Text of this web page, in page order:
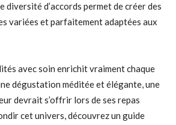
diversité d’accords permet de créer des
variées et parfaitement adaptées aux
avec soin enrichit vraiment chaque
dégustation méditée et élégante, une
devrait s’offrir lors de ses repas
cet univers, découvrez un guide